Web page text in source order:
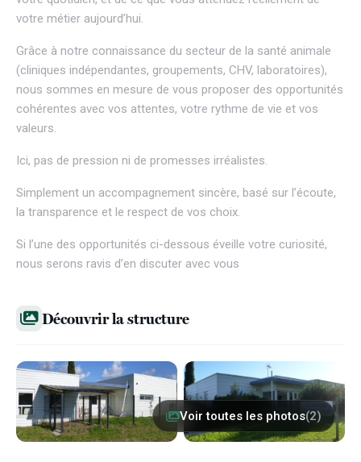
votre métier aujourd’hui.
Grâce à notre connaissance du secteur de la santé animale
(cliniques indépendantes, groupements, CHV, laboratoires),
nous sommes en mesure de vous proposer des opportunités
cohérentes avec vos attentes, votre rythme de vie et vos
valeurs.
Ici, pas de pression ni de promesses irréalistes.
Simplement un accompagnement sincère, basé sur l’écoute,
la transparence et le respect de vos choix.
Si l’une des opportunités ci-dessous éveille votre curiosité,
nous serons ravis d’en discuter avec vous
Découvrir la structure
Voir toutes les photos(2)